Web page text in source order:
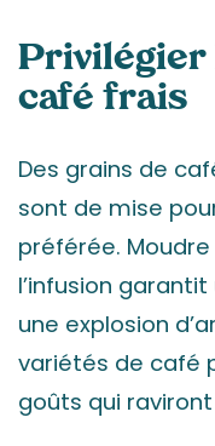
Privilégier
café frais
Des grains de
sont de mise
préférée.
l’infusion
une explosion
variétés de café
goûts qui